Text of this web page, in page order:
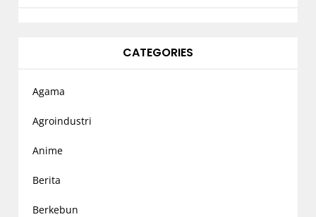
CATEGORIES
Agama
Agroindustri
Anime
Berita
Berkebun